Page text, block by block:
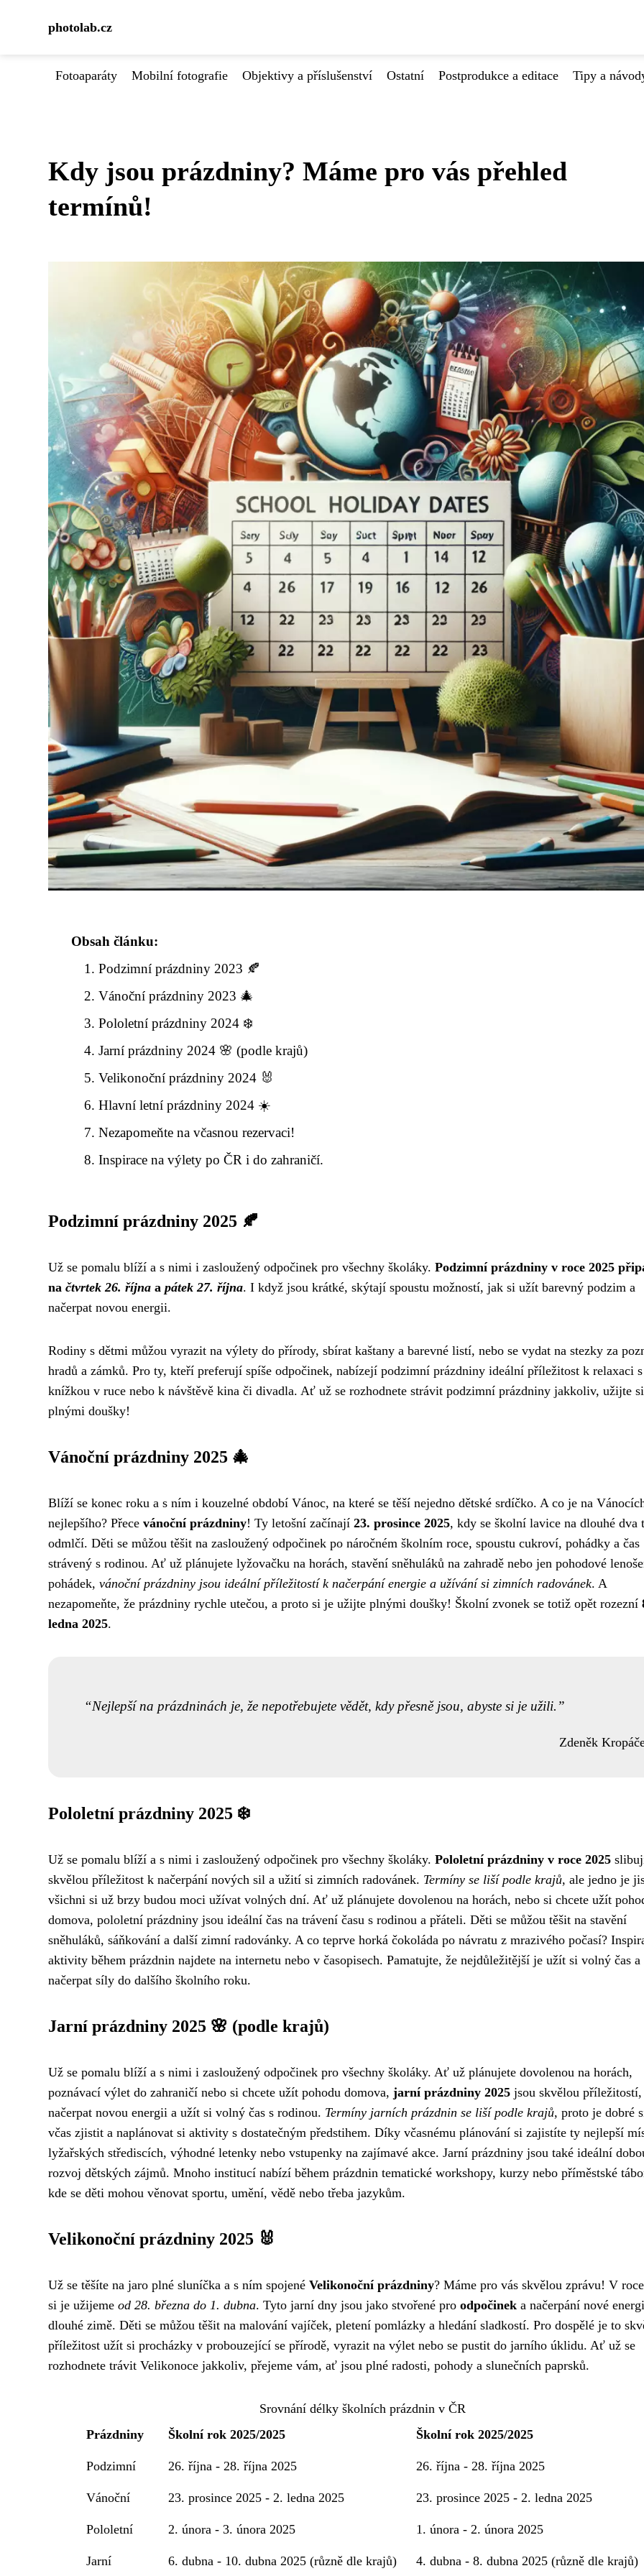
photolab.cz
Fotoaparáty Mobilní fotografie Objektivy a příslušenství Ostatní Postprodukce a editace Tipy a
Kdy jsou prázdniny? Máme pro vás přehled
termínů!
Obsah článku:
Podzimní prázdniny 2023 🍂
Vánoční prázdniny 2023 🎄
Pololetní prázdniny 2024 ❄️
Jarní prázdniny 2024 🌸 (podle krajů)
Velikonoční prázdniny 2024 🐰
Hlavní letní prázdniny 2024 ☀️
Nezapomeňte na včasnou rezervaci!
Inspirace na výlety po ČR i do zahraničí.
Podzimní prázdniny 2025 🍂
Už se pomalu blíží a s nimi i zasloužený odpočinek pro všechny školáky. Podzimní prázdniny v roce 2025
na čtvrtek 26. října a pátek 27. října. I když jsou krátké, skýtají spoustu možností, jak si užít barevný podzim a
načerpat novou energii.
Rodiny s dětmi můžou vyrazit na výlety do přírody, sbírat kaštany a barevné listí, nebo se vydat na stezky za
hradů a zámků. Pro ty, kteří preferují spíše odpočinek, nabízejí podzimní prázdniny ideální příležitost k relaxaci s
knížkou v ruce nebo k návštěvě kina či divadla. Ať už se rozhodnete strávit podzimní prázdniny jakkoliv, užijte
plnými doušky!
Vánoční prázdniny 2025 🎄
Blíží se konec roku a s ním i kouzelné období Vánoc, na které se těší nejedno dětské srdíčko. A co je na
nejlepšího? Přece vánoční prázdniny! Ty letošní začínají 23. prosince 2025, kdy se školní lavice na dlouhé dva
odmlčí. Děti se můžou těšit na zasloužený odpočinek po náročném školním roce, spoustu cukroví, pohádky a čas
strávený s rodinou. Ať už plánujete lyžovačku na horách, stavění sněhuláků na zahradě nebo jen pohodové
pohádek, vánoční prázdniny jsou ideální příležitostí k načerpání energie a užívání si zimních radovánek. A
nezapomeňte, že prázdniny rychle utečou, a proto si je užijte plnými doušky! Školní zvonek se totiž opět rozezní
ledna 2025.
Nejlepší na prázdninách je, že nepotřebujete vědět, kdy přesně jsou, abyste si je užili.
Zdeněk
Pololetní prázdniny 2025 ❄️
Už se pomalu blíží a s nimi i zasloužený odpočinek pro všechny školáky. Pololetní prázdniny v roce 2025
skvělou příležitost k načerpání nových sil a užití si zimních radovánek. Termíny se liší podle krajů, ale jedno je
všichni si už brzy budou moci užívat volných dní. Ať už plánujete dovolenou na horách, nebo si chcete užít
domova, pololetní prázdniny jsou ideální čas na trávení času s rodinou a přáteli. Děti se můžou těšit na stavění
sněhuláků, sáňkování a další zimní radovánky. A co teprve horká čokoláda po návratu z mrazivého počasí?
aktivity během prázdnin najdete na internetu nebo v časopisech. Pamatujte, že nejdůležitější je užít si volný čas a
načerpat síly do dalšího školního roku.
Jarní prázdniny 2025 🌸 (podle krajů)
Už se pomalu blíží a s nimi i zasloužený odpočinek pro všechny školáky. Ať už plánujete dovolenou na horách,
poznávací výlet do zahraničí nebo si chcete užít pohodu domova, jarní prázdniny 2025 jsou skvělou
načerpat novou energii a užít si volný čas s rodinou. Termíny jarních prázdnin se liší podle krajů, proto je dobré
včas zjistit a naplánovat si aktivity s dostatečným předstihem. Díky včasnému plánování si zajistíte ty nejlepší
lyžařských střediscích, výhodné letenky nebo vstupenky na zajímavé akce. Jarní prázdniny jsou také ideální
rozvoj dětských zájmů. Mnoho institucí nabízí během prázdnin tematické workshopy, kurzy nebo příměstské
kde se děti mohou věnovat sportu, umění, vědě nebo třeba jazykům.
Velikonoční prázdniny 2025 🐰
Už se těšíte na jaro plné sluníčka a s ním spojené Velikonoční prázdniny? Máme pro vás skvělou zprávu! V
si je užijeme od 28. března do 1. dubna. Tyto jarní dny jsou jako stvořené pro odpočinek a načerpání nové
dlouhé zimě. Děti se můžou těšit na malování vajíček, pletení pomlázky a hledání sladkostí. Pro dospělé je to
příležitost užít si procházky v probouzející se přírodě, vyrazit na výlet nebo se pustit do jarního úklidu. Ať už se
rozhodnete trávit Velikonoce jakkoliv, přejeme vám, ať jsou plné radosti, pohody a slunečních paprsků.
Srovnání délky školních prázdnin v ČR
Prázdniny
Školní rok 2025/2025 Školní rok 2025/2025
Podzimní 26. října - 28. října 2025 26. října - 28. října 2025
Vánoční 23. prosince 2025 - 2. ledna 2025 23. prosince 2025 - 2. ledna 2025
Pololetní 2. února - 3. února 2025 1. února - 2. února 2025
Jarní 6. dubna - 10. dubna 2025 (různě dle krajů) 4. dubna - 8. dubna 2025 (různě dle krajů)